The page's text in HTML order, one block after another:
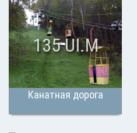
Канатная дорога
135 UI.M